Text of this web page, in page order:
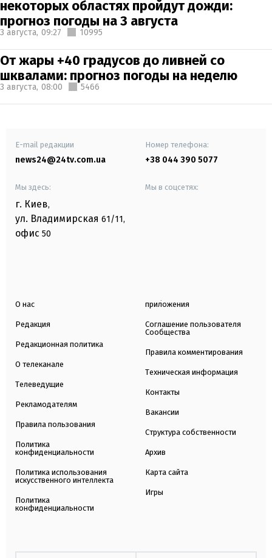
некоторых областях пройдут дожди:
прогноз погоды на 3 августа
3 августа, 09:27 10995
От жары +40 градусов до ливней со
шквалами: прогноз погоды на неделю
3 августа, 08:00 5466
E-mail редакции
news24@24tv.com.ua
Номер телефона:
+38 044 390 5077
Мы здесь:
г. Киев,
ул. Владимирская 61/11,
офис 50
Мы в соцсетях:
О нас
Редакция
Редакционная политика
О телеканале
Телеведущие
Рекламодателям
Правила пользования
Политика
конфиденциальности
Политика использования
искусственного интеллекта
Политика
конфиденциальности
приложения
Соглашение пользователя
Сообщества
Правила комментирования
Техническая информация
Контакты
Вакансии
Структура собственности
Архив
Карта сайта
Игры